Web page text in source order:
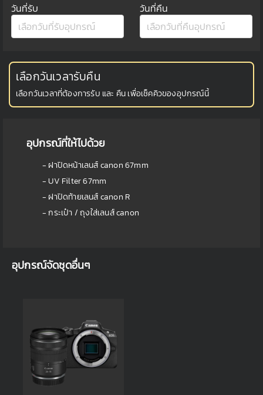
วันที่รับ วันที่คืน
เลือกวันเวลารับคืน
เลือกวันเวลาที่ต้องการรับ และ คืน เพื่อเช็คคิวของอุปกรณ์นี้
อุปกรณ์ที่ให้ไปด้วย
- ฝาปิดหน้าเลนส์ canon 67mm
- UV Filter 67mm
- ฝาปิดท้ายเลนส์ canon R
- กระเป๋า / ถุงใส่เลนส์ canon
อุปกรณ์จัดชุดอื่นๆ